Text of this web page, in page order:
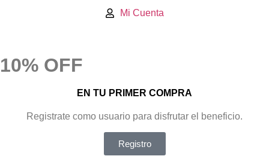
Mi Cuenta
10% OFF
EN TU PRIMER COMPRA
Registrate como usuario para disfrutar el beneficio.
Registro